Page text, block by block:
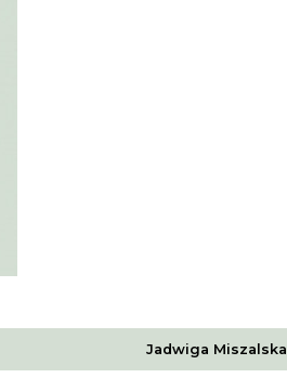
Jadwiga Miszalska